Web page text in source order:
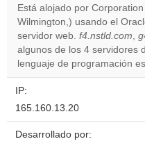
Está alojado por
Wilmington,) usando el
servidor web. f4.nstld.com,
algunos de los 4 servidores
lenguaje de programación
IP:
165.160.13.20
Desarrollado por: